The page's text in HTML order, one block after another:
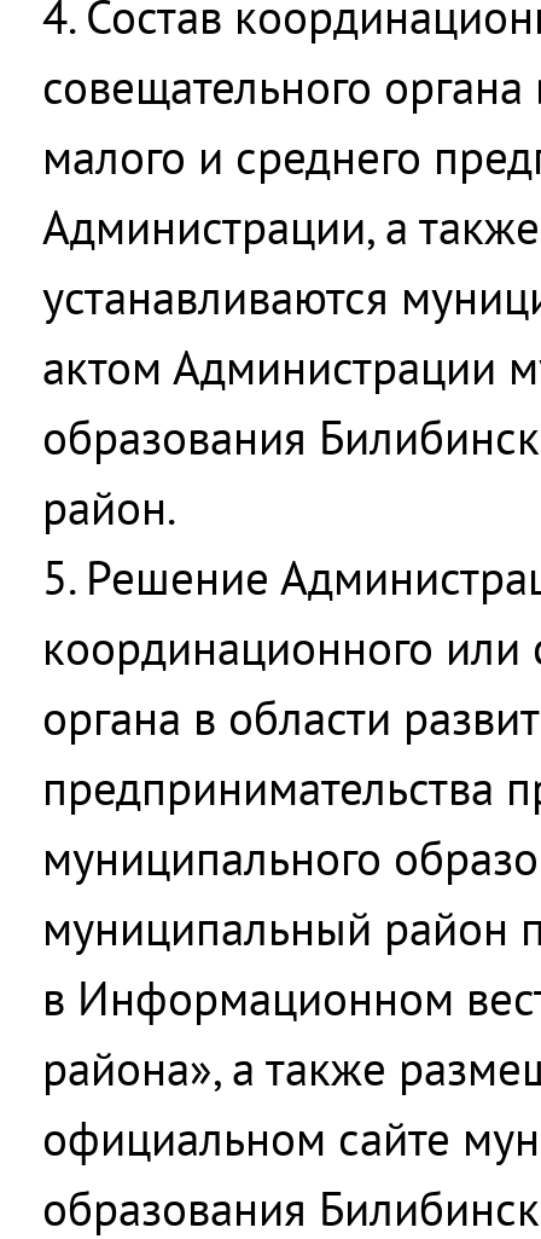
4. Состав
совещательного
малого и среднего
Администрации, а
устанавливаются
актом Администрации
образования
район.
5. Решение
координационного или
органа в области
предпринимательства
муниципального
муниципальный район
в Информационном
района», а также
официальном сайте
образования